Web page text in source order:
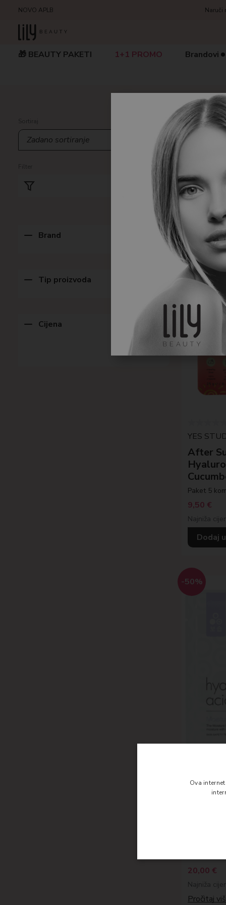
NOVO APLB Naruči
🎁 BEAUTY PAKETI 1+1 PROMO Brandovi
Home
1+1
Sortiraj
Filter
Resetiraj
Brand
Tip proizvoda
Cijena
Prikazuje
YES
After
Paket 5
9,50 €
Najniža
Dodaj
-50%
20,00 €
Najniža
Pročitaj
Ova